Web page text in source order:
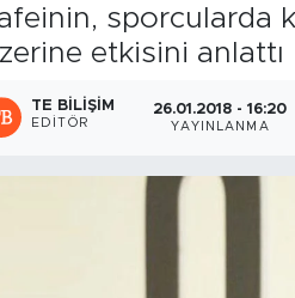
sporcularda
etkisini anlattı
TE BILIŞIM
EDITÖR
26.01.2018 - 16:20
YAYINLANMA
Haberleri